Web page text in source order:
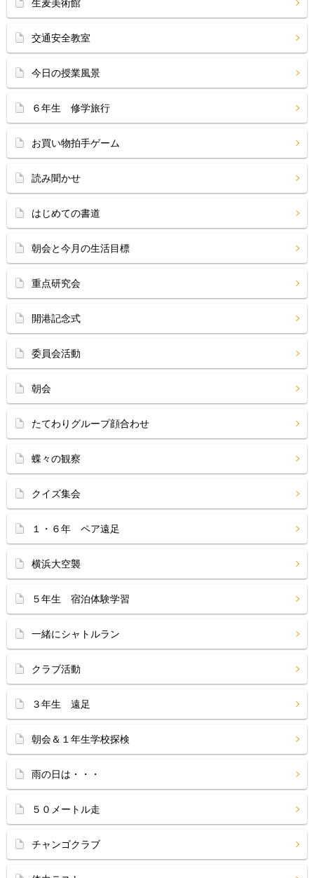
生麦美術館
交通安全教室
今日の授業風景
６年生 修学旅行
お買い物拍手ゲーム
読み聞かせ
はじめての書道
朝会と今月の生活目標
重点研究会
開港記念式
委員会活動
朝会
たてわりグループ顔合わせ
蝶々の観察
クイズ集会
１・６年 ペア遠足
横浜大空襲
５年生 宿泊体験学習
一緒にシャトルラン
クラブ活動
３年生 遠足
朝会＆１年生学校探検
雨の日は・・・
５０メートル走
チャンゴクラブ